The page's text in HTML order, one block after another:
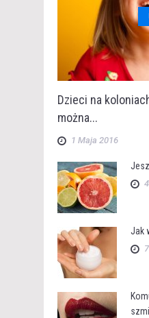
Dzieci na
można...
1 Maja 2016
Jak